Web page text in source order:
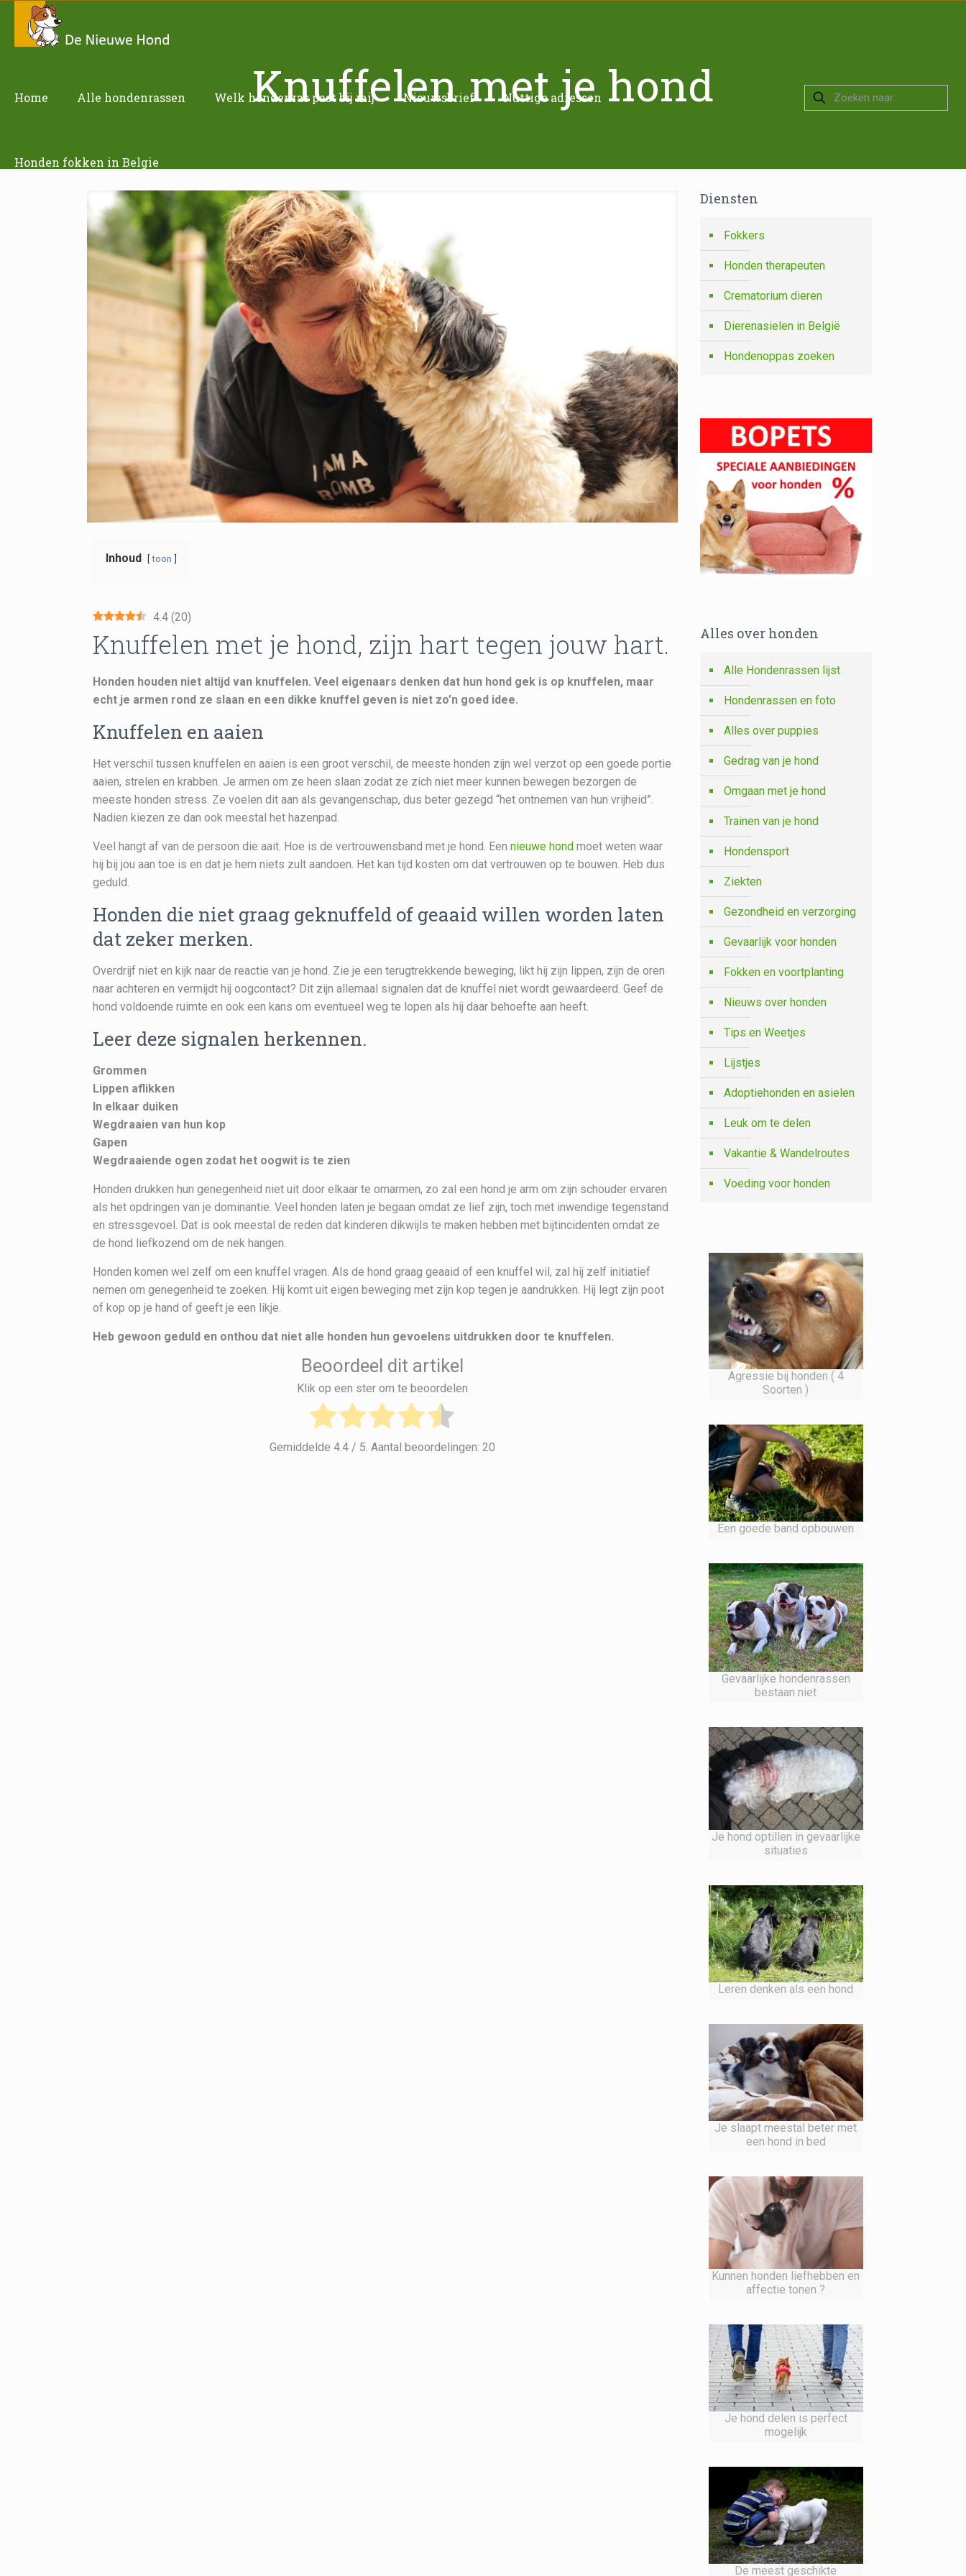
Home Alle hondenrassen Welk hondenras past bij mij Nieuwsbrief Nuttige adressen
Honden fokken in Belgie
Knuffelen met je hond
Inhoud toon
4.4 (20)
Knuffelen met je hond, zijn hart tegen jouw hart.
Honden houden niet altijd van knuffelen. Veel eigenaars denken dat hun hond gek is op knuffelen, maar
echt je armen rond ze slaan en een dikke knuffel geven is niet zo’n goed idee.
Knuffelen en aaien
Het verschil tussen knuffelen en aaien is een groot verschil, de meeste honden zijn wel verzot op een goede portie
aaien, strelen en krabben. Je armen om ze heen slaan zodat ze zich niet meer kunnen bewegen bezorgen de
meeste honden stress. Ze voelen dit aan als gevangenschap, dus beter gezegd “het ontnemen van hun vrijheid”.
Nadien kiezen ze dan ook meestal het hazenpad.
Veel hangt af van de persoon die aait. Hoe is de vertrouwensband met je hond. Eennieuwe hond moet weten waar
hij bij jou aan toe is en dat je hem niets zult aandoen. Het kan tijd kosten om dat vertrouwen op te bouwen. Heb dus
geduld.
Honden die niet graag geknuffeld of geaaid willen worden laten
dat zeker merken.
Overdrijf niet en kijk naar de reactie van je hond. Zie je een terugtrekkende beweging, likt hij zijn lippen, zijn de oren
naar achteren en vermijdt hij oogcontact? Dit zijn allemaal signalen dat de knuffel niet wordt gewaardeerd. Geef de
hond voldoende ruimte en ook een kans om eventueel weg te lopen als hij daar behoefte aan heeft.
Leer deze signalen herkennen.
Grommen
Lippen aflikken
In elkaar duiken
Wegdraaien van hun kop
Gapen
Wegdraaiende ogen zodat het oogwit is te zien
Honden drukken hun genegenheid niet uit door elkaar te omarmen, zo zal een hond je arm om zijn schouder ervaren
als het opdringen van je dominantie. Veel honden laten je begaan omdat ze lief zijn, toch met inwendige tegenstand
en stressgevoel. Dat is ook meestal de reden dat kinderen dikwijls te maken hebben met bijtincidenten omdat ze
de hond liefkozend om de nek hangen.
Honden komen wel zelf om een knuffel vragen. Als de hond graag geaaid of een knuffel wil, zal hij zelf initiatief
nemen om genegenheid te zoeken. Hij komt uit eigen beweging met zijn kop tegen je aandrukken. Hij legt zijn poot
of kop op je hand of geeft je een likje.
Heb gewoon geduld en onthou dat niet alle honden hun gevoelens uitdrukken door te knuffelen.
Beoordeel dit artikel
Klik op een ster om te beoordelen
Gemiddelde 4.4/ 5. Aantal beoordelingen: 20
Diensten
Fokkers
Honden therapeuten
Crematorium dieren
Dierenasielen in België
Hondenoppas zoeken
Alles over honden
Alle Hondenrassen lijst
Hondenrassen en foto
Alles over puppies
Gedrag van je hond
Omgaan met je hond
Trainen van je hond
Hondensport
Ziekten
Gezondheid en verzorging
Gevaarlijk voor honden
Fokken en voortplanting
Nieuws over honden
Tips en Weetjes
Lijstjes
Adoptiehonden en asielen
Leuk om te delen
Vakantie & Wandelroutes
Voeding voor honden
Agressie bij honden ( 4
Soorten )
Een goede band opbouwen
Gevaarlijke hondenrassen
bestaan niet
Je hond optillen in gevaarlijke
situaties
Leren denken als een hond
Je slaapt meestal beter met
een hond in bed
Kunnen honden liefhebben en
affectie tonen ?
Je hond delen is perfect
mogelijk
De meest geschikte